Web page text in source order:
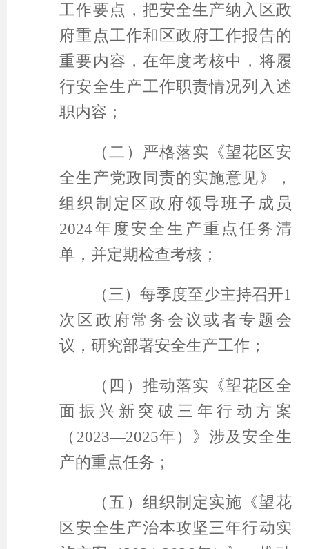
工作要点，把安全生产纳入区政
府重点工作和区政府工作报告的
重要内容，在年度考核中，将履
行安全生产工作职责情况列入述
职内容；
（二）严格落实《望花区安
全生产党政同责的实施意见》，
组织制定区政府领导班子成员
2024 年度安全生产重点任务清
单，并定期检查考核；
（三）每季度至少主持召开1
次区政府常务会议或者专题会
议，研究部署安全生产工作；
（四）推动落实《望花区全
面振兴新突破三年行动方案
（ 2023—2025年）》涉及安全生
产的重点任务；
（五）组织制定实施《望花
区安全生产治本攻坚三年行动实